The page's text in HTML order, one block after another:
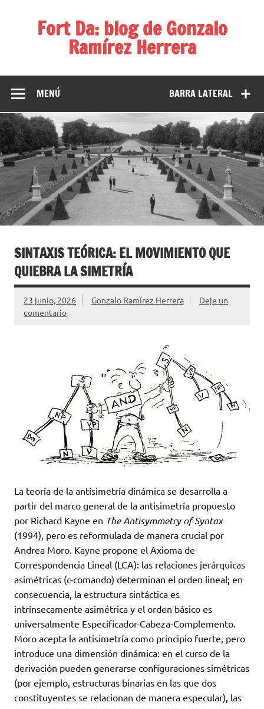
Fort Da: blog de Gonzalo
Ramírez Herrera
BARRA LATERAL
MENÚ
SINTAXIS TEÓRICA: EL MOVIMIENTO QUE
QUIEBRA LA SIMETRÍA
23 junio, 2026 Gonzalo Ramírez Herrera
Deje un
comentario
La teoría de la antisimetría dinámica se desarrolla a
partir del marco general de la antisimetría propuesto
por Richard Kayne en The Antisymmetry of Syntax
(1994), pero es reformulada de manera crucial por
Andrea Moro. Kayne propone el Axioma de
Correspondencia Lineal (LCA): las relaciones jerárquicas
asimétricas (c-comando) determinan el orden lineal; en
consecuencia, la estructura sintáctica es
intrínsecamente asimétrica y el orden básico es
universalmente Especificador-Cabeza-Complemento.
Moro acepta la antisimetría como principio fuerte, pero
introduce una dimensión dinámica: en el curso de la
derivación pueden generarse configuraciones simétricas
(por ejemplo, estructuras binarias en las que dos
constituyentes se relacionan de manera especular), las